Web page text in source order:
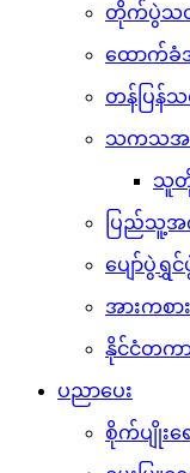
တိုက်ပွဲသ
ထောက်ခံအ
တန်ပြန်
သကသအ
သူတို့
ပြည်သူ့အ
ပျော်ပွဲရွှင်
အားကစ
နိုင်ငံတက
ပညာပေး
စိုက်ပျိုးရ